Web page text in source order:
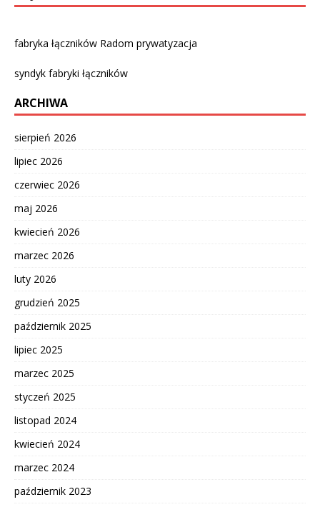
fabryka łączników Radom prywatyzacja
syndyk fabryki łączników
ARCHIWA
sierpień 2026
lipiec 2026
czerwiec 2026
maj 2026
kwiecień 2026
marzec 2026
luty 2026
grudzień 2025
październik 2025
lipiec 2025
marzec 2025
styczeń 2025
listopad 2024
kwiecień 2024
marzec 2024
październik 2023